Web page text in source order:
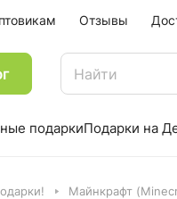
Отзывы
подаркиПодарки на
Майнкрафт